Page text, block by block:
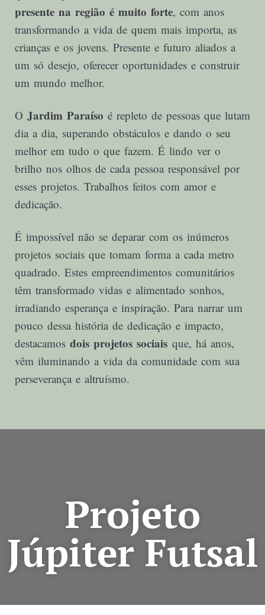
presente na região é muito forte, com anos
transformando a vida de quem mais importa, as
crianças e os jovens. Presente e futuro aliados a
um só desejo, oferecer oportunidades e construir
um mundo melhor.
O Jardim Paraíso é repleto de pessoas que lutam
dia a dia, superando obstáculos e dando o seu
melhor em tudo o que fazem. É lindo ver o
brilho nos olhos de cada pessoa responsável por
esses projetos. Trabalhos feitos com amor e
dedicação.
É impossível não se deparar com os inúmeros
projetos sociais que tomam forma a cada metro
quadrado. Estes empreendimentos comunitários
têm transformado vidas e alimentado sonhos,
irradiando esperança e inspiração. Para narrar um
pouco dessa história de dedicação e impacto,
destacamos dois projetos sociais que, há anos,
vêm iluminando a vida da comunidade com sua
perseverança e altruísmo.
Projeto
Júpiter Futsal